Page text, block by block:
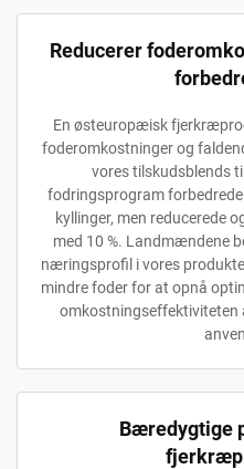
Reducerer
En østeuropæisk
foderomkostninger og
vores tilskudsblends
fodringsprogram
kyllinger, men reducerede
med 10 %. Landmændene
næringsprofil i vores
mindre foder for at opnå
omkostningseffektiviteten
Bæredygtige